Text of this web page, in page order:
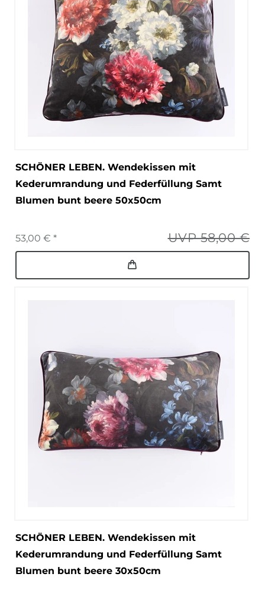
SCHÖNER LEBEN. Wendekissen mit
Kederumrandung und Federfüllung Samt
Blumen bunt beere 50x50cm
UVP 58,00 €
53,00 € *
SCHÖNER LEBEN. Wendekissen mit
Kederumrandung und Federfüllung Samt
Blumen bunt beere 30x50cm